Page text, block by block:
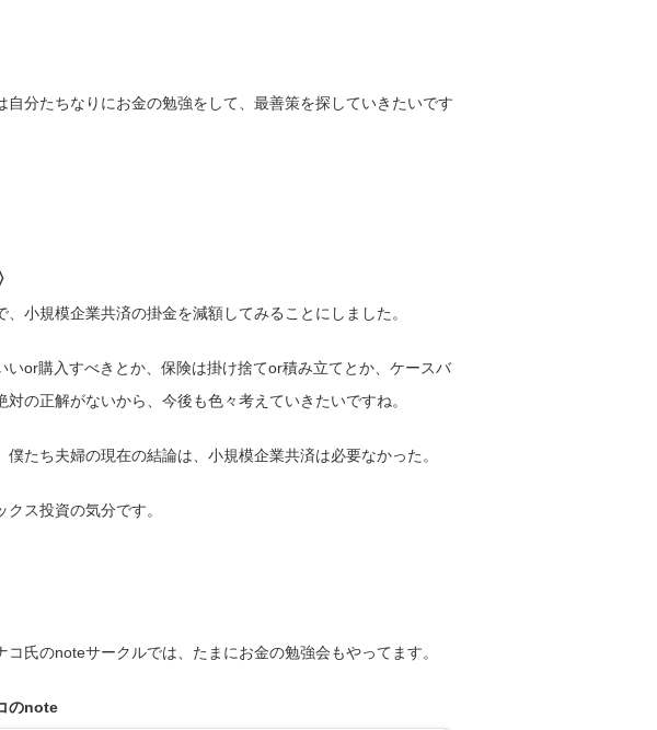
自分たちなりにお金の勉強をして、最善策を探していきたいです
、小規模企業共済の掛金を減額してみることにしました。
いor購入すべきとか、保険は掛け捨てor積み立てとか、ケースバ
対の正解がないから、今後も色々考えていきたいですね。
僕たち夫婦の現在の結論は、小規模企業共済は必要なかった。
クス投資の気分です。
コ氏のnoteサークルでは、たまにお金の勉強会もやってます。
のnote